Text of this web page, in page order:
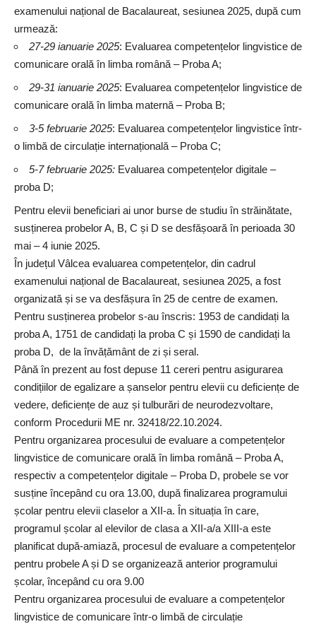
examenului național de Bacalaureat, sesiunea 2025, după cum
urmează:
27-29 ianuarie 2025: ⁠Evaluarea competențelor lingvistice de
comunicare orală în limba română – Proba A;
29-31 ianuarie 2025: Evaluarea competențelor lingvistice de
comunicare orală în limba maternă – Proba B;
3-5 februarie 2025: ⁠Evaluarea competențelor lingvistice într-
o limbă de circulație internațională – Proba C;
5-7 februarie 2025: Evaluarea competențelor digitale –
proba D;
Pentru elevii beneficiari ai unor burse de studiu în străinătate,
susținerea probelor A, B, C și D se desfășoară în perioada 30
mai – 4 iunie 2025.
În județul Vâlcea evaluarea competențelor, din cadrul
examenului național de Bacalaureat, sesiunea 2025, a fost
organizată și se va desfășura în 25 de centre de examen.
Pentru susținerea probelor s-au înscris: 1953 de candidați la
proba A, 1751 de candidați la proba C și 1590 de candidați la
proba D, de la învățământ de zi și seral.
Până în prezent au fost depuse 11 cereri pentru asigurarea
condițiilor de egalizare a șanselor pentru elevii cu deficiențe de
vedere, deficiențe de auz și tulburări de neurodezvoltare,
conform Procedurii ME nr. 32418/22.10.2024.
Pentru organizarea procesului de evaluare a competențelor
lingvistice de comunicare orală în limba română – Proba A,
respectiv a competențelor digitale – Proba D, probele se vor
susține începând cu ora 13.00, după finalizarea programului
școlar pentru elevii claselor a XII-a. În situația în care,
programul școlar al elevilor de clasa a XII-a/a XIII-a este
planificat după-amiază, procesul de evaluare a competențelor
pentru probele A și D se organizează anterior programului
școlar, începând cu ora 9.00
Pentru organizarea procesului de evaluare a competențelor
lingvistice de comunicare într-o limbă de circulație